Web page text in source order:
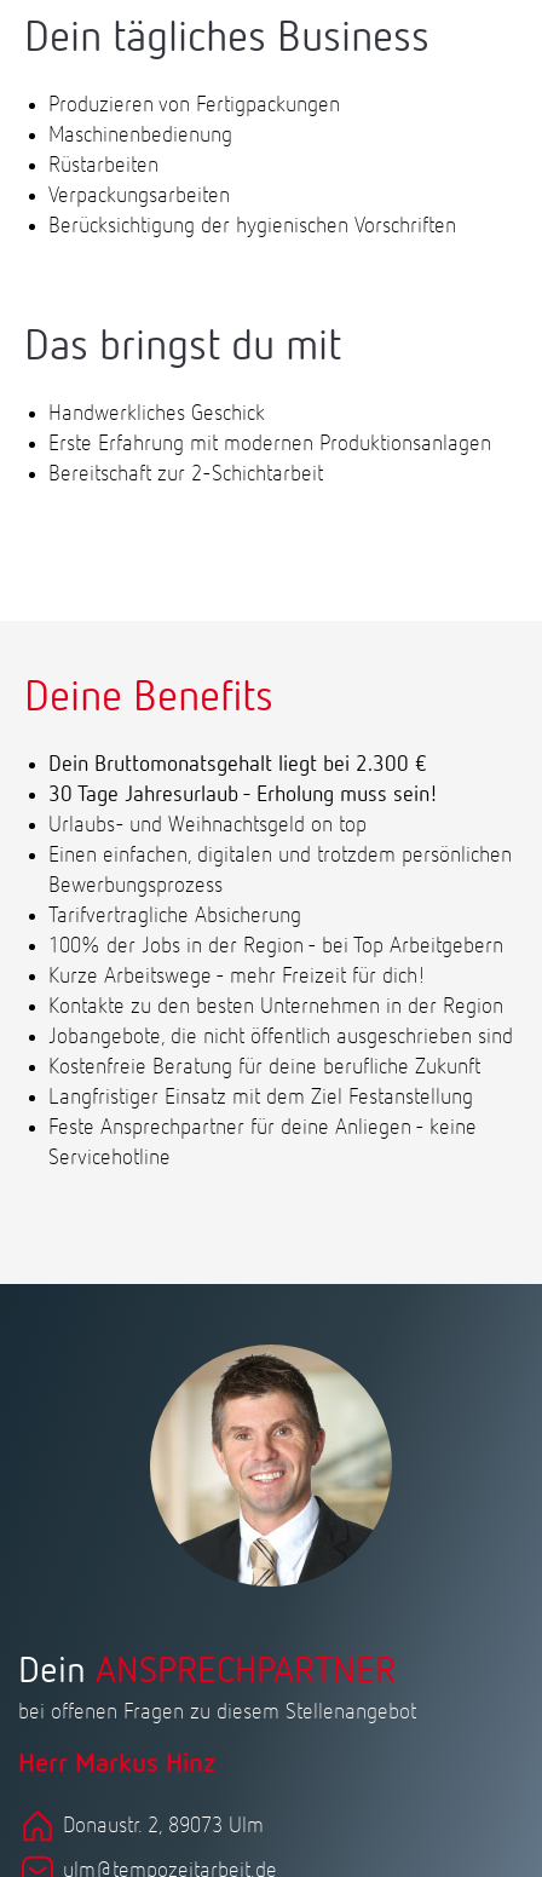
Dein tägliches Business
Produzieren von Fertigpackungen
Maschinenbedienung
Rüstarbeiten
Verpackungsarbeiten
Berücksichtigung der hygienischen Vorschriften
Das bringst du mit
Handwerkliches Geschick
Erste Erfahrung mit modernen Produktionsanlagen
Bereitschaft zur 2-Schichtarbeit
Deine Benefits
Dein Bruttomonatsgehalt liegt bei 2.300 €
30 Tage Jahresurlaub - Erholung muss sein!
Urlaubs- und Weihnachtsgeld on top
Einen einfachen, digitalen und trotzdem persönlichen
Bewerbungsprozess
Tarifvertragliche Absicherung
100% der Jobs in der Region - bei Top Arbeitgebern
Kurze Arbeitswege - mehr Freizeit für dich!
Kontakte zu den besten Unternehmen in der Region
Jobangebote, die nicht öffentlich ausgeschrieben sind
Kostenfreie Beratung für deine berufliche Zukunft
Langfristiger Einsatz mit dem Ziel Festanstellung
Feste Ansprechpartner für deine Anliegen - keine
Servicehotline
Dein ANSPRECHPARTNER
bei offenen Fragen zu diesem Stellenangebot
Herr Markus Hinz
Donaustr. 2, 89073 Ulm
ulm@tempozeitarbeit.de